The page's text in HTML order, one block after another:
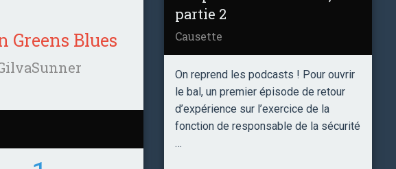
Greens Blues
partie 2
Causette
On reprend les podcasts ! Pour ouvrir
le bal, un premier épisode de retour
d’expérience sur l’exercice de la
fonction de responsable de la sécurité
…